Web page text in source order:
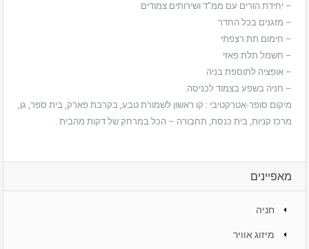
– יחידת הורים עם ממ”ד ושירותים צמודים
– מזגנים בכל החדר
– חימום תת רצפתי
– חשמל תלת פאזי
– אופציה לתוספת בניה
– חניה בשפע בצמוד לכניסה.
מיקום סופר-אטרקטיבי : קו ראשון לשמורת טבע, בקרבת פארק, בית ספר, גן,
מרכז קניות, בית כנסת, תחבורה – הכל במרחק של דקות מהבית .
מאפיינים
חניה
מיזוג אוויר